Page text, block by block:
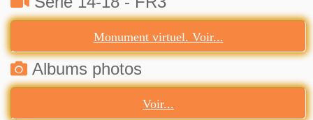
Monument virtuel. Voir...
Albums photos
Voir...